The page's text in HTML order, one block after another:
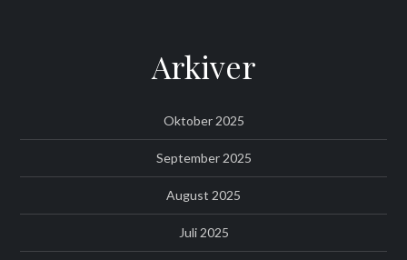
Arkiver
Oktober 2025
September 2025
August 2025
Juli 2025